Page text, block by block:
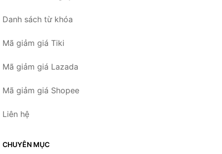
Danh sách từ khóa
Mã giảm giá Tiki
Mã giảm giá Lazada
Mã giảm giá Shopee
Liên hệ
CHUYÊN MỤC